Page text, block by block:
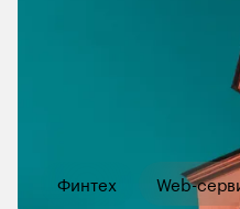
Финтех Web-